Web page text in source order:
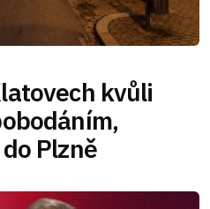
kvůli
Plzně